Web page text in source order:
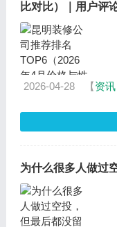
比对比）｜用户评
2026-04-28 【资讯
为什么很多人做过